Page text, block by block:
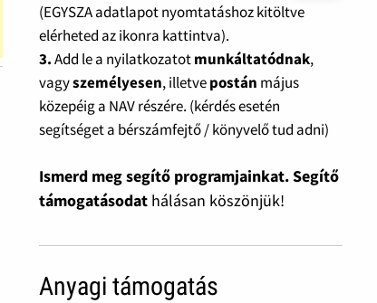
(EGYSZA adatlapot nyomtatáshoz kitöltve
elérheted az ikonra kattintva).
3.Add le a nyilatkozatotmunkáltatódnak,
vagyszemélyesen, illetvepostán május
közepéig a NAV részére. (kérdés esetén
segítséget a bérszámfejtő / könyvelő tud adni)
Ismerd meg segítő programjainkat. Segítő
támogatásodat hálásan köszönjük!
Anyagi támogatás